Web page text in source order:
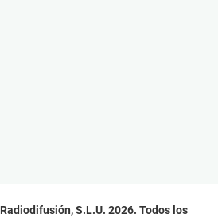
S.L.U. 2026. Todos los